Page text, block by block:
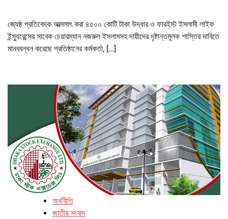
জ্যেষ্ঠ প্রতিবেদক আত্মসাৎ করা ৪৫০০ কোটি টাকা উদ্ধার ও ফারইস্ট ইসলামী লাইফ
ইন্স্যুরেন্সের সাবেক চেয়ারম্যান নজরুল ইসলামসহ দায়ীদের দৃষ্টান্তমূলক শাস্তির দাবিতে
মানববন্ধন করেছে প্রতিষ্ঠানের কর্মকর্তা, […]
অর্থনীতি
জাতীয় সংবাদ